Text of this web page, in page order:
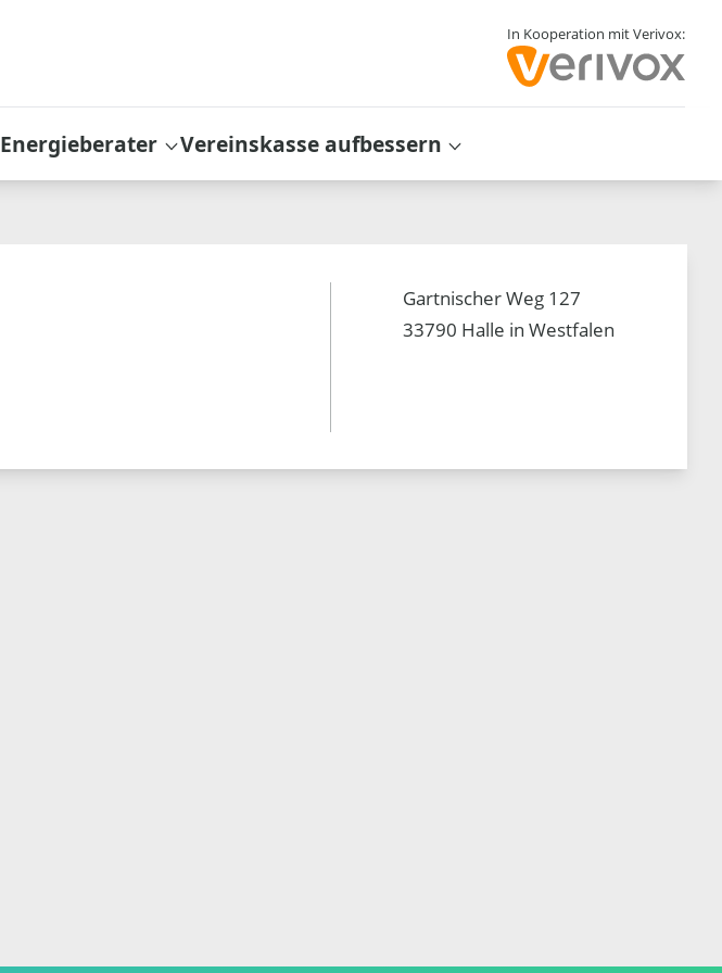
In Kooperation mit Verivox:
Energieberater Vereinskasse aufbessern
Gartnischer Weg 127
33790 Halle in Westfalen